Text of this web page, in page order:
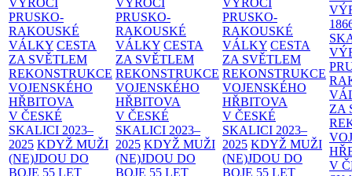
VÝROČÍ
PRUSKO-
RAKOUSKÉ
VÁLKY CESTA
ZA SVĚTLEM
REKONSTRUKCE
VOJENSKÉHO
HŘBITOVA
V ČESKÉ
SKALICI 2023–
2025 KDYŽ MUŽI
(NE)JDOU DO
BOJE 55 LET
VÝROČÍ
PRUSKO-
RAKOUSKÉ
VÁLKY CESTA
ZA SVĚTLEM
REKONSTRUKCE
VOJENSKÉHO
HŘBITOVA
V ČESKÉ
SKALICI 2023–
2025 KDYŽ MUŽI
(NE)JDOU DO
BOJE 55 LET
VÝROČÍ
PRUSKO-
RAKOUSKÉ
VÁLKY CESTA
ZA SVĚTLEM
REKONSTRUKCE
VOJENSKÉHO
HŘBITOVA
V ČESKÉ
SKALICI 2023–
2025 KDYŽ MUŽI
(NE)JDOU DO
BOJE 55 LET
ZA
V